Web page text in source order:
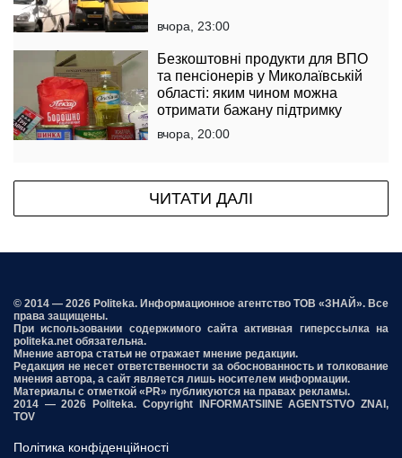
вчора, 23:00
Безкоштовні продукти для ВПО
та пенсіонерів у Миколаївській
області: яким чином можна
отримати бажану підтримку
вчора, 20:00
ЧИТАТИ ДАЛІ
© 2014 — 2026 Politeka. Информационное агентство ТОВ «ЗНАЙ». Все
права защищены.
При использовании содержимого сайта активная гиперссылка на
politeka.net обязательна.
Мнение автора статьи не отражает мнение редакции.
Редакция не несет ответственности за обоснованность и толкование
мнения автора, а сайт является лишь носителем информации.
Материалы с отметкой «PR» публикуются на правах рекламы.
2014 — 2026 Politeka. Copyright INFORMATSIINE AGENTSTVO ZNAI,
TOV
Політика конфіденційності